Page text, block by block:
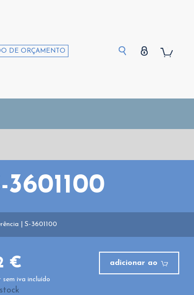
DE ORÇAMENTO
3601100
| S-3601100
€
sem iva incluído
adicionar ao